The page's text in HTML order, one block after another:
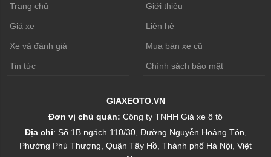
Trang chủ Giới thiệu
Giá xe Liên hệ
Xe và đánh giá Mua bán xe cũ
Tin tức Chính sách bảo mật
GIAXEOTO.VN
Đơn vị chủ quản: Công ty TNHH Giá xe ô tô
Địa chỉ: Số 1B ngách 110/30, Đường Nguyễn Hoàng Tôn,
Phường Phú Thượng, Quận Tây Hồ, Thành phố Hà Nội, Việt